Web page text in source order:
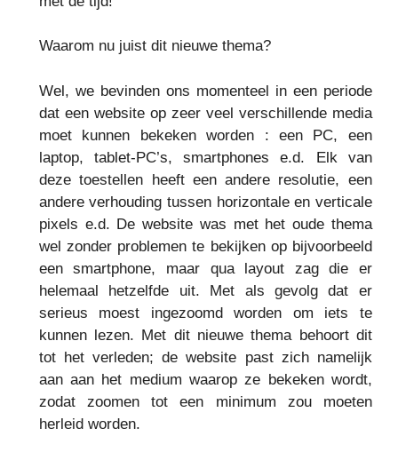
Waarom nu juist dit nieuwe thema?
Wel, we bevinden ons momenteel in een periode
dat een website op zeer veel verschillende media
moet kunnen bekeken worden : een PC, een
laptop, tablet-PC’s, smartphones e.d. Elk van
deze toestellen heeft een andere resolutie, een
andere verhouding tussen horizontale en verticale
pixels e.d. De website was met het oude thema
wel zonder problemen te bekijken op bijvoorbeeld
een smartphone, maar qua layout zag die er
helemaal hetzelfde uit. Met als gevolg dat er
serieus moest ingezoomd worden om iets te
kunnen lezen. Met dit nieuwe thema behoort dit
tot het verleden; de website past zich namelijk
aan aan het medium waarop ze bekeken wordt,
zodat zoomen tot een minimum zou moeten
herleid worden.